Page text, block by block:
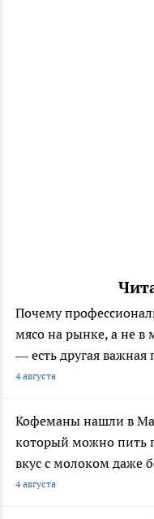
Почему
мясо на рынке, а не в
— есть другая важная
4 августа
Кофеманы нашли в
который можно пить
вкус с молоком даже
4 августа